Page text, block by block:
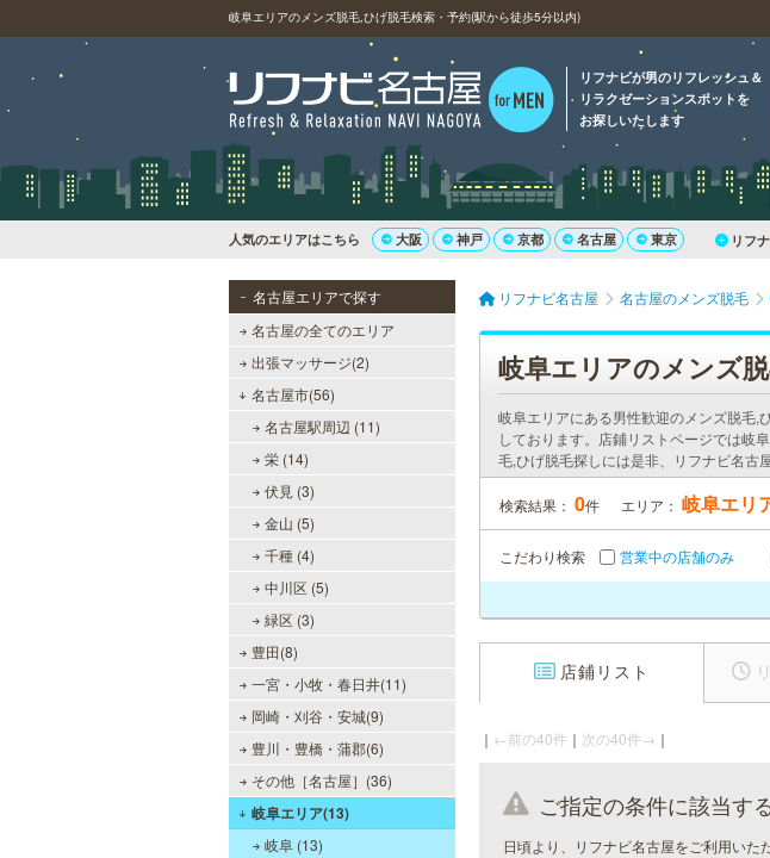
岐阜エリアのメンズ脱毛,ひげ脱毛検索・予約(駅から徒歩5分以内)
リフナビが男のリフレッシュ＆
リラクゼーションスポットを
お探しいたします
人気のエリアはこちら 大阪 神戸 京都 名古屋 東京 リフ
名古屋エリアで探す
名古屋の全てのエリア
出張マッサージ(2)
名古屋市(56)
名古屋駅周辺 (11)
栄 (14)
伏見 (3)
金山 (5)
千種 (4)
中川区 (5)
緑区 (3)
豊田(8)
一宮・小牧・春日井(11)
岡崎・刈谷・安城(9)
豊川・豊橋・蒲郡(6)
その他［名古屋］(36)
岐阜エリア(13)
岐阜 (13)
リフナビ名古屋 名古屋のメンズ脱毛
岐阜エリアのメンズ
岐阜エリアにある男性歓迎のメンズ脱毛,
しております。店鋪リストページでは岐
毛,ひげ脱毛探しには是非、リフナビ名古
検索結果： 0件 エリア： 岐阜エリ
こだわり検索 営業中の店舗のみ
店鋪リスト
｜ ←前の40件 ｜ 次の40件→ ｜
ご指定の条件に該当す
日頃より、リフナビ名古屋をご利用いた